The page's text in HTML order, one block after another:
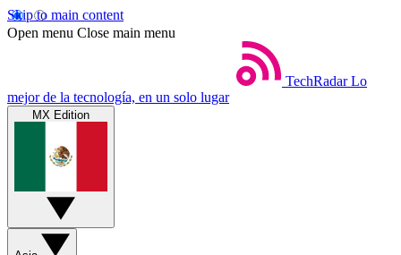
Skip to main content
Open menu Close main menu
TechRadar Lo
mejor de la tecnología, en un solo lugar
MX Edition